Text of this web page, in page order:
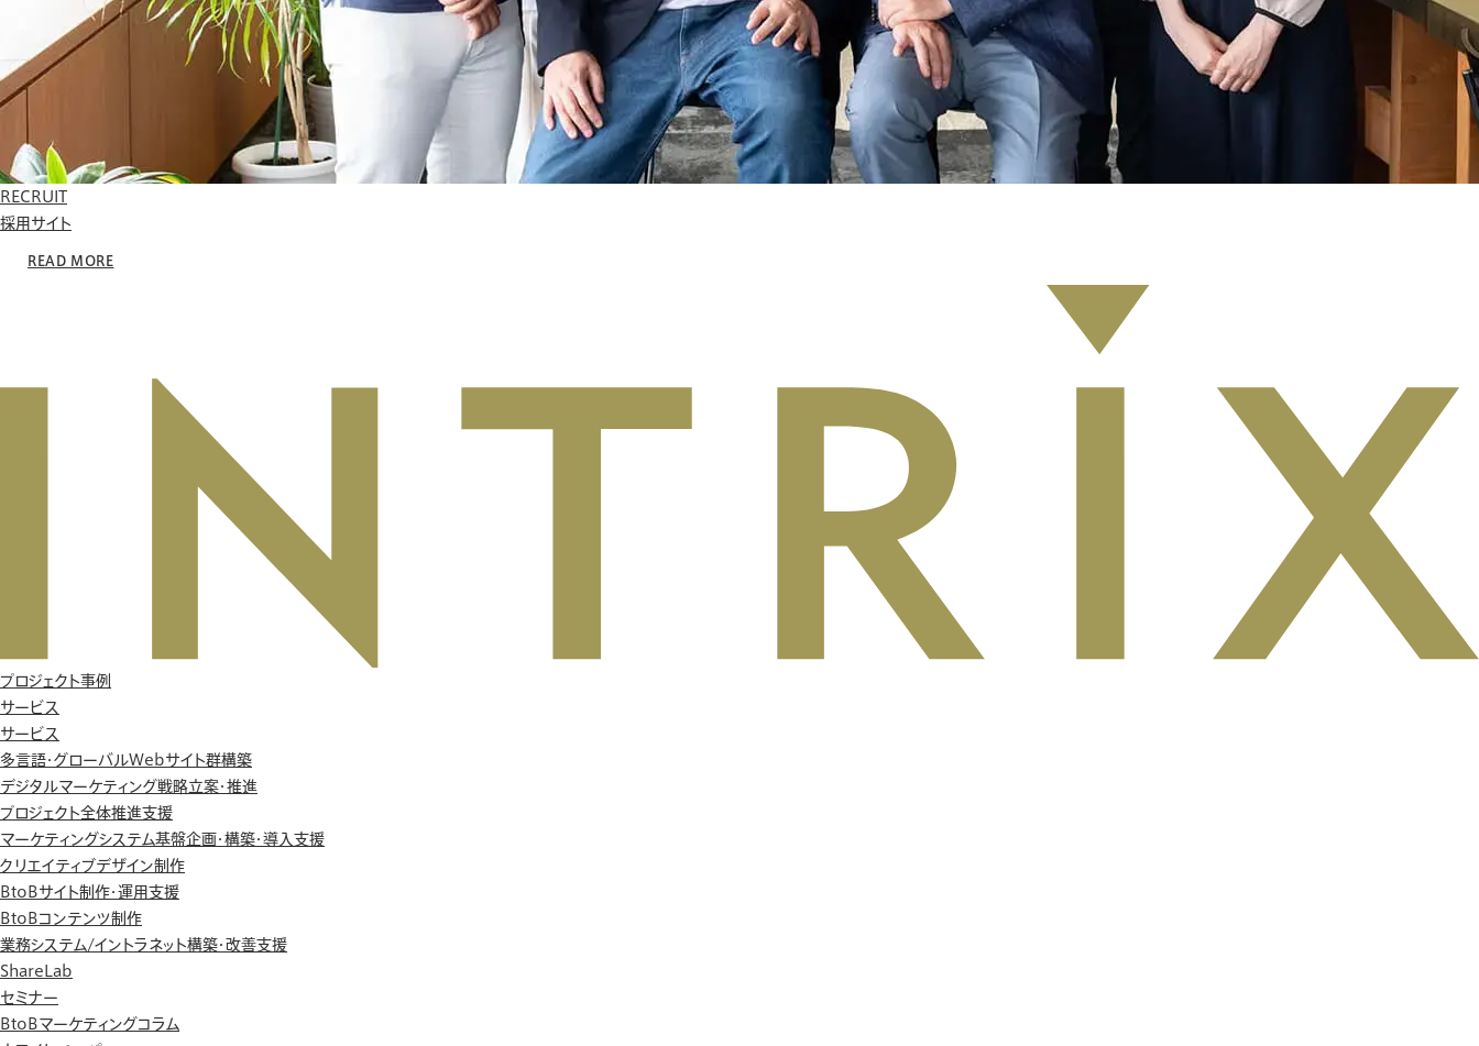
RECRUIT
採用サイト
READ MORE
プロジェクト事例
サービス
サービス
多言語・グローバルWebサイト群構築
デジタルマーケティング戦略立案・推進
プロジェクト全体推進支援
マーケティングシステム基盤企画・構築・導入支援
クリエイティブデザイン制作
BtoBサイト制作・運用支援
BtoBコンテンツ制作
業務システム/イントラネット構築・改善支援
ShareLab
セミナー
BtoBマーケティングコラム